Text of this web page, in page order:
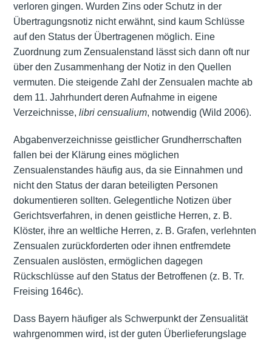
verloren gingen. Wurden Zins oder Schutz in der
Übertragungsnotiz nicht erwähnt, sind kaum Schlüsse
auf den Status der Übertragenen möglich. Eine
Zuordnung zum Zensualenstand lässt sich dann oft nur
über den Zusammenhang der Notiz in den Quellen
vermuten. Die steigende Zahl der Zensualen machte ab
dem 11. Jahrhundert deren Aufnahme in eigene
Verzeichnisse, libri censualium, notwendig (Wild 2006).
Abgabenverzeichnisse geistlicher Grundherrschaften
fallen bei der Klärung eines möglichen
Zensualenstandes häufig aus, da sie Einnahmen und
nicht den Status der daran beteiligten Personen
dokumentieren sollten. Gelegentliche Notizen über
Gerichtsverfahren, in denen geistliche Herren, z. B.
Klöster, ihre an weltliche Herren, z. B. Grafen, verlehnten
Zensualen zurückforderten oder ihnen entfremdete
Zensualen auslösten, ermöglichen dagegen
Rückschlüsse auf den Status der Betroffenen (z. B. Tr.
Freising 1646c).
Dass Bayern häufiger als Schwerpunkt der Zensualität
wahrgenommen wird, ist der guten Überlieferungslage